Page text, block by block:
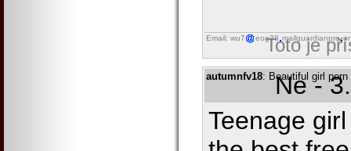
Email: wu7 eog38 mailguardianpro
Toto je
autumnfv18: Beautiful girl
Ne -
Teenage